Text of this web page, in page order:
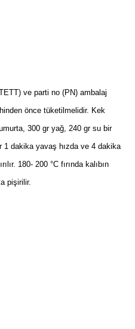
ve parti no (PN) ambalaj
önce tüketilmelidir. Kek
300 gr yağ, 240 gr su bir
1 dakika yavaş hızda ve 4 dakika
180- 200 °C fırında kalıbın
pişirilir.